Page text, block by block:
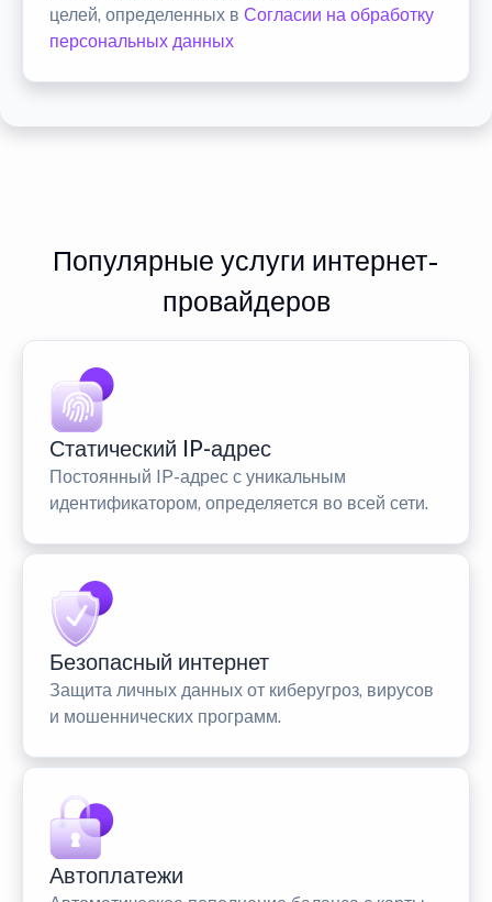
целей, определенных в Согласии на обработку
персональных данных
Популярные услуги интернет-
провайдеров
Статический IP-адрес
Постоянный IP-адрес с уникальным
идентификатором, определяется во всей сети.
Безопасный интернет
Защита личных данных от киберугроз, вирусов
и мошеннических программ.
Автоплатежи